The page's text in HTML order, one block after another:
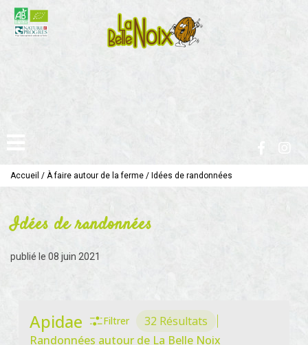
Accueil / À faire autour de la ferme / Idées de randonnées
Idées de randonnées
publié le 08 juin 2021